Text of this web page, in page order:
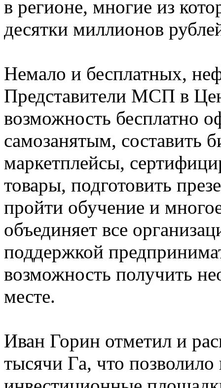
в регионе, многие из
десятки миллионов
Немало и бесплатных,
Представители МСП в
возможность бесплатно
самозанятым, составить
маркетплейсы,
товары, подготовить
пройти обучение и
объединяет все
поддержкой
возможность получить
месте.
Иван Горин отметил и
тысячи Га, что